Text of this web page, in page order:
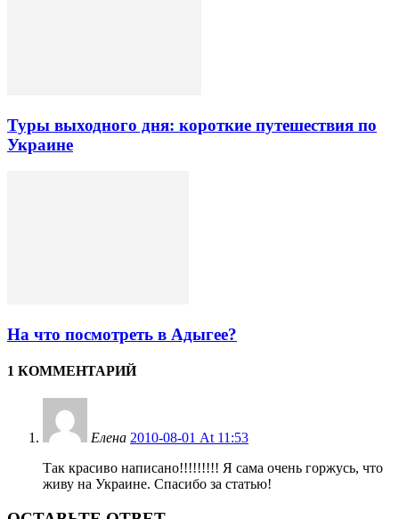
Туры выходного дня: короткие путешествия по
Украине
На что посмотреть в Адыгее?
1 КОММЕНТАРИЙ
Елена 2010-08-01 At 11:53
Так красиво написано!!!!!!!!! Я сама очень горжусь, что
живу на Украине. Спасибо за статью!